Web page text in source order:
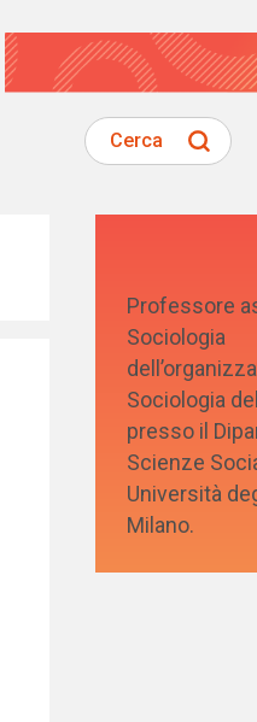
Cerca
Professore
Sociologia
Sociologia
presso il
Scienze
Università
Milano.